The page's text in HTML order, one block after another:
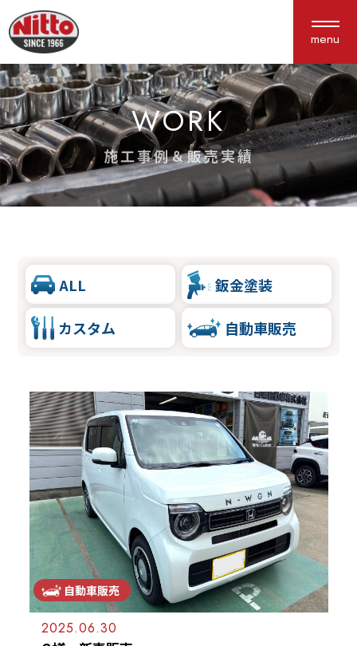
menu
About us
私たちについて
選ばれる理由
Service
サービス紹介
車検・点検
新車中古車販売
カスタム
Works Interview
Recruit
採用情報
TEL053-471-5431
お問合せ
WORK
施工事例＆販売実績
ALL 鈑金塗装
カスタム 自動車販売
自動車販売
2025.06.30